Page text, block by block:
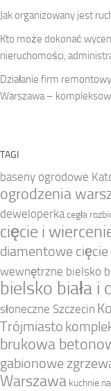
Jak organizowany jest
Kto może dokonać
nieruchomości,
Działanie firm
Warszawa –
TAGI
baseny ogrodowe
ogrodzenia
deweloperkacegła
cięcie i
diamentowe
wewnętrzne bielsko
bielsko biała i
słoneczne Szczecin
Trójmiasto
brukowa
gabionowe
Warszawa kuchnie